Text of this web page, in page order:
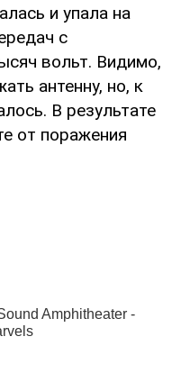
и упала на
с
вольт. Видимо,
антенну, но, к
В результате
от поражения